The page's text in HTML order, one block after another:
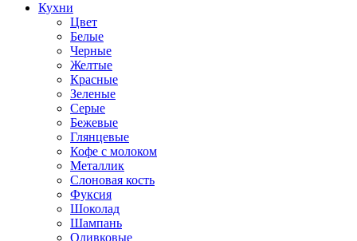
Кухни
Цвет
Белые
Черные
Желтые
Красные
Зеленые
Серые
Бежевые
Глянцевые
Кофе с молоком
Металлик
Слоновая кость
Фуксия
Шоколад
Шампань
Оливковые